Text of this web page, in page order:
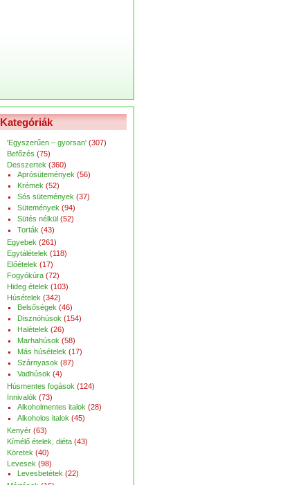
Kategóriák
'Egyszerűen – gyorsan' (307)
Befőzés (75)
Desszertek (360)
Aprósütemények (56)
Krémek (52)
Sós sütemények (37)
Sütemények (94)
Sütés nélkül (52)
Torták (43)
Egyebek (261)
Egytálételek (118)
Előételek (17)
Fogyókúra (72)
Hideg ételek (103)
Húsételek (342)
Belsőségek (46)
Disznóhúsok (154)
Halételek (26)
Marhahúsok (58)
Más húsételek (17)
Szárnyasok (87)
Vadhúsok (4)
Húsmentes fogások (124)
Innivalók (73)
Alkoholmentes italok (28)
Alkoholos italok (45)
Kenyér (63)
Kímélő ételek, diéta (43)
Köretek (40)
Levesek (98)
Levesbetétek (22)